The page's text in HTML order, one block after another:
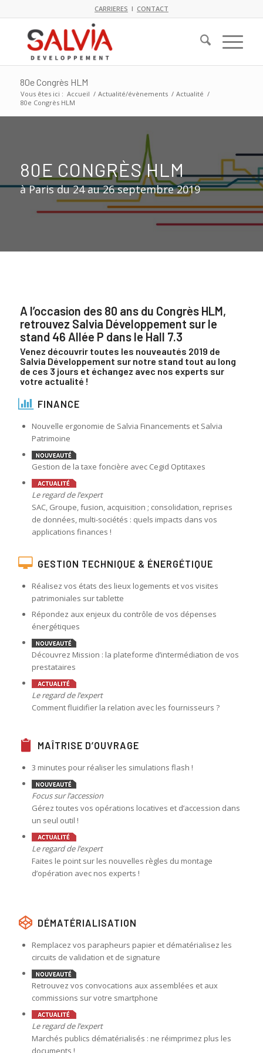
CARRIERES I CONTACT
80e Congrès HLM
Vous êtes ici : Accueil / Actualité/évènements / Actualité /
80e Congrès HLM
80E CONGRÈS HLM
à Paris du 24 au 26 septembre 2019
A l’occasion des 80 ans du Congrès HLM,
retrouvez Salvia Développement sur le
stand 46 Allée P dans le Hall 7.3
Venez découvrir toutes les nouveautés 2019 de
Salvia Développement sur notre stand tout au long
de ces 3 jours et échangez avec nos experts sur
votre actualité !
FINANCE
Nouvelle ergonomie de Salvia Financements et Salvia
Patrimoine
Gestion de la taxe foncière avec Cegid Optitaxes
Le regard de l’expert
SAC, Groupe, fusion, acquisition ; consolidation, reprises
de données, multi-sociétés : quels impacts dans vos
applications finances !
GESTION TECHNIQUE & ÉNERGÉTIQUE
Réalisez vos états des lieux logements et vos visites
patrimoniales sur tablette
Répondez aux enjeux du contrôle de vos dépenses
énergétiques
Découvrez Mission : la plateforme d’intermédiation de vos
prestataires
Le regard de l’expert
Comment fluidifier la relation avec les fournisseurs ?
MAÎTRISE D’OUVRAGE
3 minutes pour réaliser les simulations flash !
Focus sur l’accession
Gérez toutes vos opérations locatives et d’accession dans
un seul outil !
Le regard de l’expert
Faites le point sur les nouvelles règles du montage
d’opération avec nos experts !
DÉMATÉRIALISATION
Remplacez vos parapheurs papier et dématérialisez les
circuits de validation et de signature
Retrouvez vos convocations aux assemblées et aux
commissions sur votre smartphone
Le regard de l’expert
Marchés publics dématérialisés : ne réimprimez plus les
documents !